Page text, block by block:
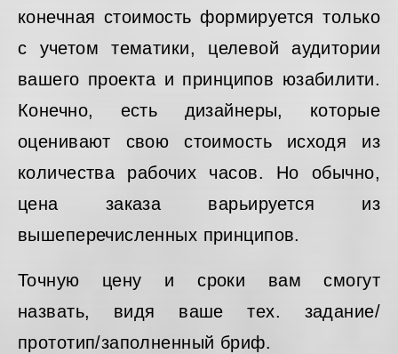
конечная стоимость формируется только
с учетом тематики, целевой аудитории
вашего проекта и принципов юзабилити.
Конечно, есть дизайнеры, которые
оценивают свою стоимость исходя из
количества рабочих часов. Но обычно,
цена заказа варьируется из
вышеперечисленных принципов.
Точную цену и сроки вам смогут
назвать, видя ваше тех. задание/
прототип/заполненный бриф.